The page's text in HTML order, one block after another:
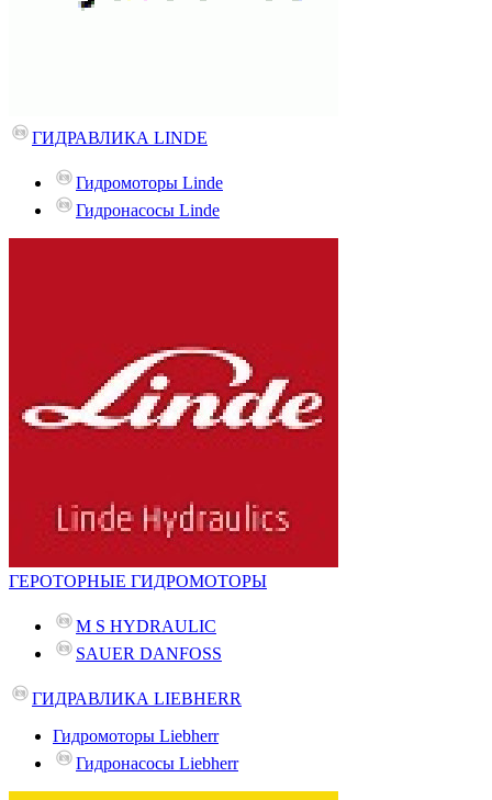
ГИДРАВЛИКА LINDE
Гидромоторы Linde
Гидронасосы Linde
ГЕРОТОРНЫЕ ГИДРОМОТОРЫ
M S HYDRAULIC
SAUER DANFOSS
ГИДРАВЛИКА LIEBHERR
Гидромоторы Liebherr
Гидронасосы Liebherr